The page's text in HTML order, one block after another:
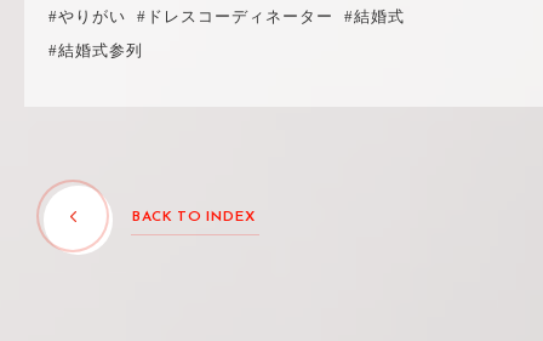
#やりがい #ドレスコーディネーター
#結婚式
#結婚式参列
BACK TO INDEX